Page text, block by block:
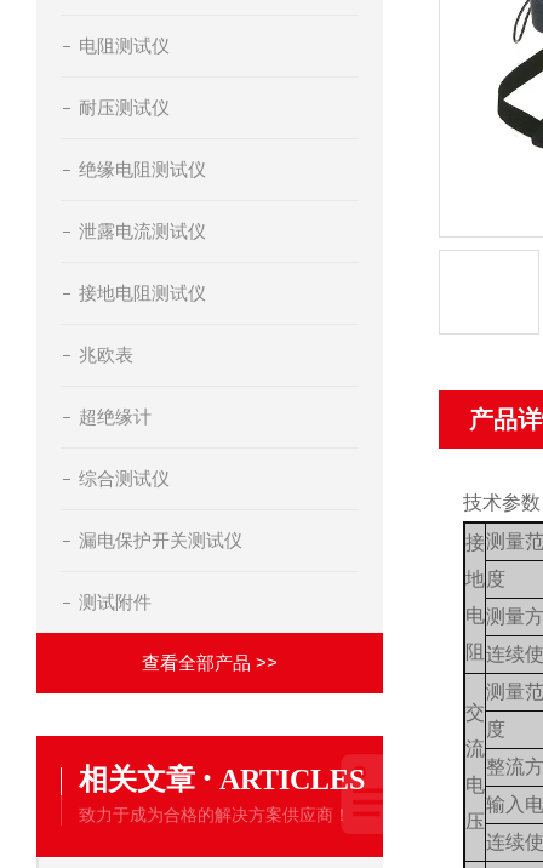
电阻测试仪
耐压测试仪
绝缘电阻测试仪
泄露电流测试仪
接地电阻测试仪
兆欧表
超绝缘计
综合测试仪
漏电保护开关测试仪
测试附件
查看全部产品 >>
相关文章 · ARTICLES
致力于成为合格的解决方案供应商！
产品
技术参
接
地
电
阻
测量
度
测量
连续
交
流
电
压
测量
度
整流
输入
连续